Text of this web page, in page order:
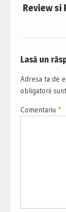
Review si
Lasă un
Adresa ta de
obligatorii
Comentariu *